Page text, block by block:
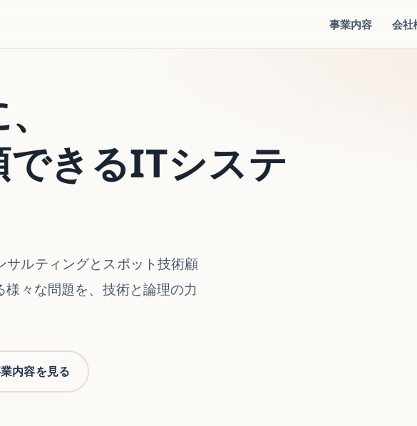
事業内容 会社
きるITシステ
ルティングとスポット技術顧
々な問題を、技術と論理の力
内容を見る